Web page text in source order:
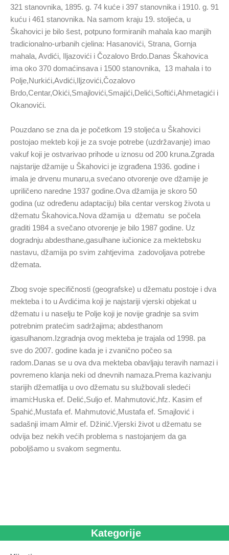
321 stanovnika, 1895. g. 74 kuće i 397 stanovnika i 1910. g. 91
kuću i 461 stanovnika. Na samom kraju 19. stoljeća, u
Škahovici je bilo šest, potpuno formiranih mahala kao manjih
tradicionalno-urbanih cjelina: Hasanovići, Strana, Gornja
mahala, Avdići, Iljazovići i Čozalovo Brdo.Danas Škahovica
ima oko 370 domaćinsava i 1500 stanovnika, 13 mahala i to
Polje,Nurkići,Avdići,Iljzovići,Čozalovo
Brdo,Centar,Okići,Smajlovići,Smajići,Delići,Softići,Ahmetagići i
Okanovići.
Pouzdano se zna da je početkom 19 stoljeća u Škahovici
postojao mekteb koji je za svoje potrebe (uzdržavanje) imao
vakuf koji je ostvarivao prihode u iznosu od 200 kruna.Zgrada
najstarije džamije u Škahovici je izgrađena 1936. godine i
imala je drvenu munaru,a svećano otvorenje ove džamije je
upriličeno naredne 1937 godine.Ova džamija je skoro 50
godina (uz određenu adaptaciju) bila centar verskog života u
džematu Škahovica.Nova džamija u džematu se počela
graditi 1984 a svečano otvorenje je bilo 1987 godine. Uz
dogradnju abdesthane,gasulhane iučionice za mektebsku
nastavu, džamija po svim zahtjevima zadovoljava potrebe
džemata.
Zbog svoje specifičnosti (geografske) u džematu postoje i dva
mekteba i to u Avdićima koji je najstariji vjerski objekat u
džematu i u naselju te Polje koji je novije gradnje sa svim
potrebnim pratećim sadržajima; abdesthanom
igasulhanom.Izgradnja ovog mekteba je trajala od 1998. pa
sve do 2007. godine kada je i zvanično počeo sa
radom.Danas se u ova dva mekteba obavljaju teravih namazi i
povremeno klanja neki od dnevnih namaza.Prema kazivanju
starijih džematlija u ovo džematu su službovali sledeći
imami:Huska ef. Delić,Suljo ef. Mahmutović,hfz. Kasim ef
Spahić,Mustafa ef. Mahmutović,Mustafa ef. Smajlović i
sadašnji imam Almir ef. Džinić.Vjerski život u džematu se
odvija bez nekih većih problema s nastojanjem da ga
poboljšamo u svakom segmentu.
Kategorije